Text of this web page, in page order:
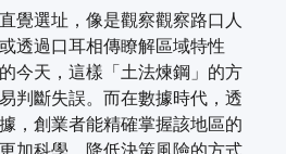
覺選址，像是觀察觀察路口人
透過口耳相傳瞭解區域特性
今天，這樣「土法煉鋼」的方
判斷失誤。而在數據時代，透
，創業者能精確掌握該地區的